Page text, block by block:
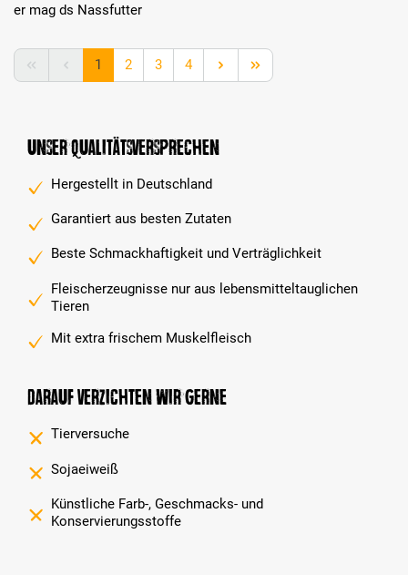
er mag ds Nassfutter
Seite
1 Seite
2 Seite
3 Seite
4
Unser Qualitätsversprechen
Hergestellt in Deutschland
Garantiert aus besten Zutaten
Beste Schmackhaftigkeit und Verträglichkeit
Fleischerzeugnisse nur aus lebensmitteltauglichen
Tieren
Mit extra frischem Muskelfleisch
Darauf verzichten wir gerne
Tierversuche
Sojaeiweiß
Künstliche Farb-, Geschmacks- und
Konservierungsstoffe